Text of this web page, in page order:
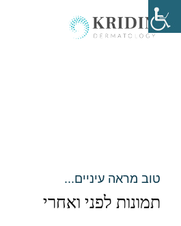
טוב מראה עיניים...
תמונות לפני ואחרי